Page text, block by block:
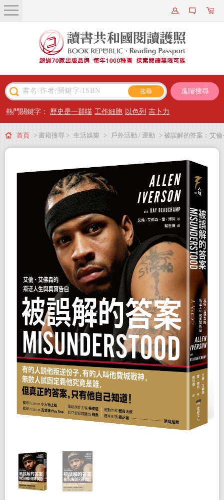
關於我們
近期新書
主題閱讀
出版專區
會員專屬
會員儲值方案
進階搜尋
熱門關鍵字： 歷史是一群喵 工作細胞 以色列 吉卜力
首頁 > 書籍搜尋 > 生活娛樂 > 戶外活動 / 運動 > 被誤解的答案：艾倫‧